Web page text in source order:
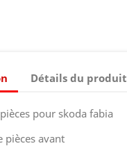
Détails du produit
pour skoda fabia
pièces avant